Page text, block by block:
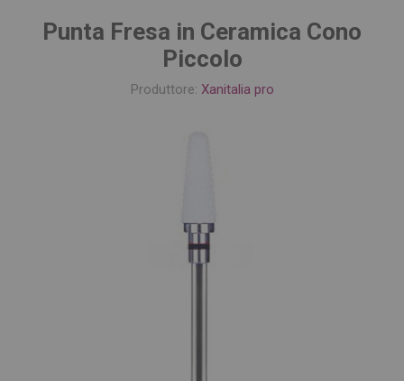
Punta Fresa in Ceramica Cono
Piccolo
Produttore: Xanitalia pro